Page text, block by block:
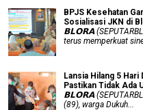
BPJS Kesehatan
Sosialisasi JKN di
𝗕𝗟𝗢𝗥𝗔
terus memperkuat
Lansia Hilang 5
Pastikan Tidak Ada
𝗕𝗟𝗢𝗥𝗔
(89), warga Dukuh...